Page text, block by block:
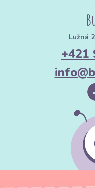
Lužná
+421